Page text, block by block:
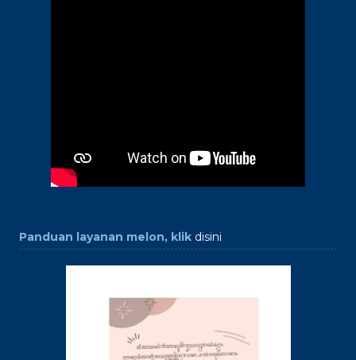
Panduan layanan melon, klik disini